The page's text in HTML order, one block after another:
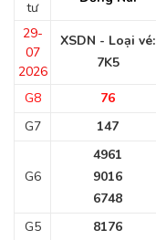
tư
29-
07
2026
XSDN - Loại vé:
7K5
G8 76
G7
147
G6
4961
9016
6748
G5
8176